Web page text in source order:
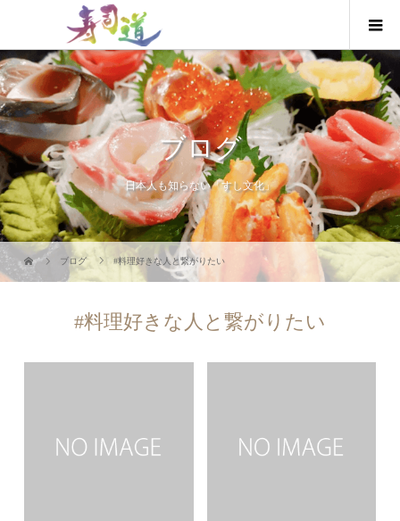
ブログ
日本人も知らない「すし文化」
ブログ #料理好きな人と繋がりたい
#料理好きな人と繋がりたい